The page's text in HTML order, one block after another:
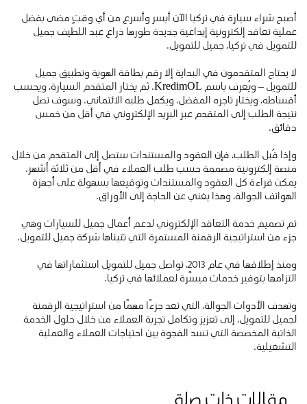
أصبح شراء سيارة في تركيا الآن أيسر وأسرع من أي وقتٍ مضى بفضل
عملية تعاقد إلكترونية إبداعية جديدة طورها ذراع عبد اللطيف جميل
للتمويل في تركيا، جميل للتمويل.
لا يحتاج المتقدمون في البداية إلا رقم بطاقة الهوية وتطبيق جميل
للتمويل – ويُعرف باسم KredimOL. ثم يختار المتقدم السيارة، ويحسب
أقساطه، ويختار تاجره المفضل، ويكمل طلبه الائتماني. وسوف تصل
نتيجة الطلب إلى المتقدم عبر البريد الإلكتروني في أقل من خمس
دقائق.
وإذا قُبل الطلب، فإن العقود والمستندات ستصل إلى المتقدم من خلال
منصة إلكترونية مصممة حسب طلب العملاء في أقل من ثلاثة أشهر.
يمكن قراءة كل العقود والمستندات وتوقيعها بسهولة على أجهزة
الهواتف الجوالة، وهذا يغني عن الحاجة إلى الأوراق.
تم تصميم خدمة التعاقد الإلكتروني لدعم أعمال جميل للسيارات وهي
جزء من استراتيجية الرقمنة المستمرة التي تتبناها شركة جميل للتمويل.
ومنذ إطلاقها في عام 2013، تواصل جميل للتمويل استثماراتها في
التزامها بتوفير خدمات ميسَّرة لعملائها في تركيا.
وتهدف الأدوات الجوالة، التي تعد جزءًا مهمًا من استراتيجية الرقمنة
لجميل للتمويل، إلى تعزيز وتكامل تجربة العملاء من خلال حلول الخدمة
الذاتية المخصصة التي تسد الفجوة بين احتياجات العملاء والعملية
التشغيلية.
مقالات ذات صلة